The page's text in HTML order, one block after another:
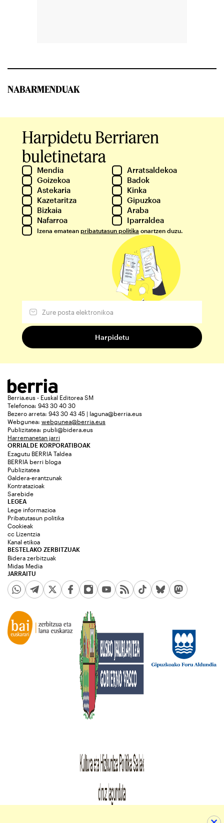
NABARMENDUAK
Harpidetu Berriaren
buletinetara
Mendia
Arratsaldekoa
Goizekoa
Badok
Astekaria
Kinka
Kazetaritza
Gipuzkoa
Bizkaia
Araba
Nafarroa
Iparraldea
Izena ematean pribatutasun politika onartzen duzu.
Berria.eus - Euskal Editorea SM
Telefonoa: 943 30 40 30
Bezero arreta: 943 30 43 45 | laguna@berria.eus
Webgunea: webgunea@berria.eus
Publizitatea: publi@bidera.eus
Harremanetan jarri
ORRIALDE KORPORATIBOAK
Ezagutu BERRIA Taldea
BERRIA berri bloga
Publizitatea
Galdera-erantzunak
Kontratazioak
Sarebide
JARRAITU
LEGEA
Lege informazioa
Pribatutasun politika
Cookieak
cc Lizentzia
Kanal etikoa
BESTELAKO ZERBITZUAK
Bidera zerbitzuak
Midas Media